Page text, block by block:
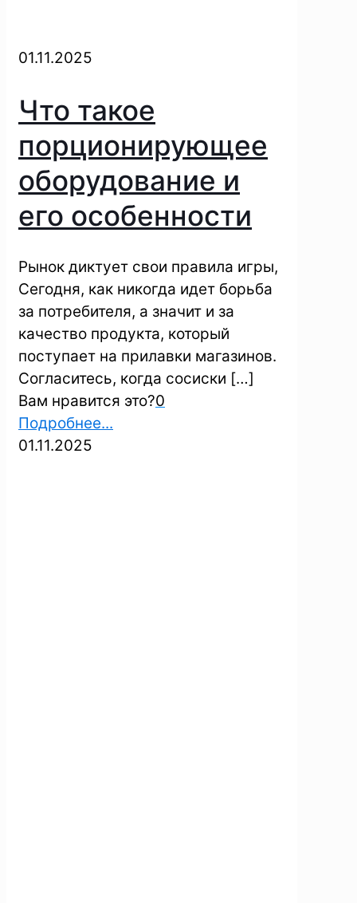
01.11.2025
Что такое
порционирующее
оборудование и
его особенности
Рынок диктует свои правила игры,
Сегодня, как никогда идет борьба
за потребителя, а значит и за
качество продукта, который
поступает на прилавки магазинов.
Согласитесь, когда сосиски […]
Вам нравится это?0
Подробнее...
01.11.2025